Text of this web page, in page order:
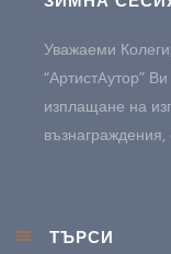
Уважаеми
“АртистAутор”
изплащане на
ТЪРСИ